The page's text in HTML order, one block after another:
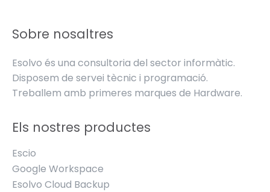
Sobre nosaltres
Esolvo és una consultoria del sector informàtic.
Disposem de servei tècnic i programació.
Treballem amb primeres marques de Hardware.
Els nostres productes
Escio
Google Workspace
Esolvo Cloud Backup